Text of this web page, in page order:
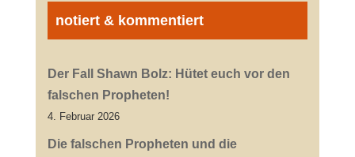
notiert & kommentiert
Der Fall Shawn Bolz: Hütet euch vor den
falschen Propheten!
4. Februar 2026
Die falschen Propheten und die